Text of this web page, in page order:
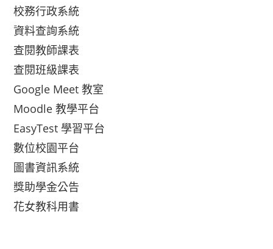
校務行政系統
資料查詢系統
查閱教師課表
查閱班級課表
Google Meet 教室
Moodle 教學平台
EasyTest 學習平台
數位校園平台
圖書資訊系統
獎助學金公告
花女教科用書